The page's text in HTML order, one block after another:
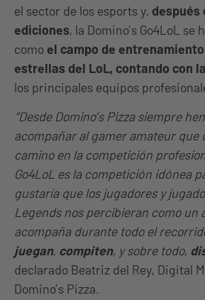
el sector de los esports y, después
ediciones, la Domino’s Go4LoL se
comoel campo de
estrellas del LoL, contando con
los principales equipos
“Desde Domino’s Pizza siempre
acompañar al gamer amateur que
camino en la competición
Go4LoL es la competición idónea
gustaría que los jugadores y
Legends nos percibieran como un
acompaña durante todo el
juegan, compiten, y sobre todo,
declarado Beatriz del Rey, Digital
Domino’s Pizza.